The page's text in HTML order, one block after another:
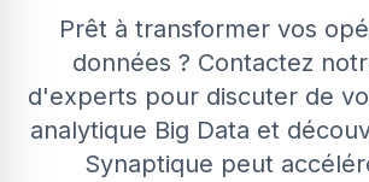
Prêt à transformer vos
données ? Contactez
d'experts pour discuter de
analytique Big Data et
Synaptique peut